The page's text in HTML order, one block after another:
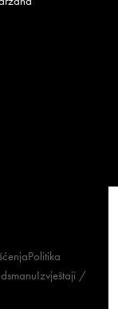
Politika
Izvještaji /